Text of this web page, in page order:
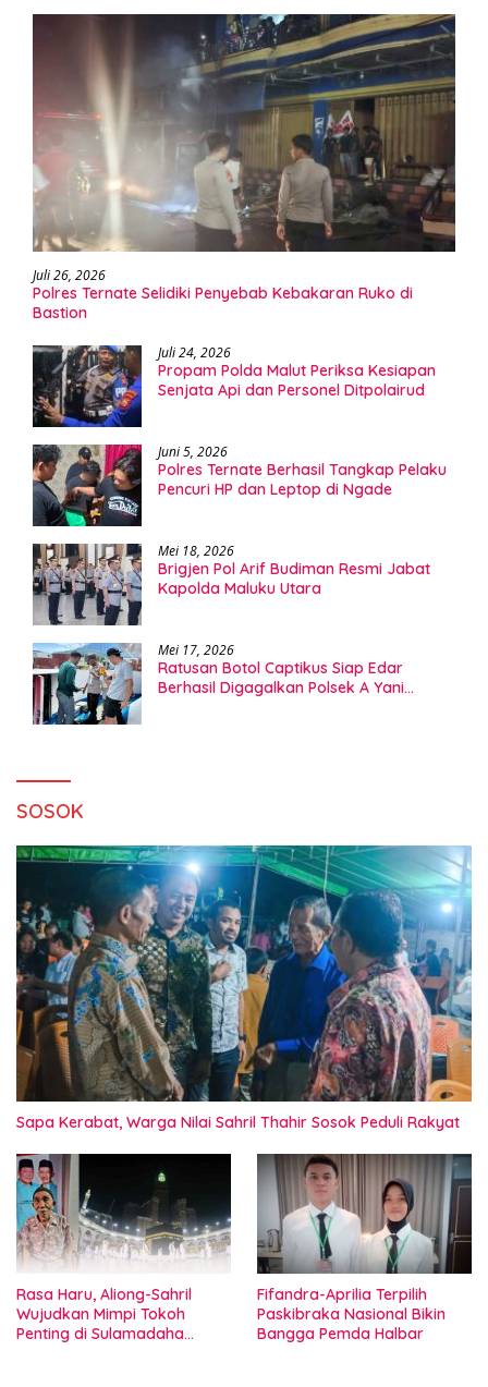
Juli 26, 2026
Polres Ternate Selidiki Penyebab Kebakaran Ruko di
Bastion
Juli 24, 2026
Propam Polda Malut Periksa Kesiapan
Senjata Api dan Personel Ditpolairud
Juni 5, 2026
Polres Ternate Berhasil Tangkap Pelaku
Pencuri HP dan Leptop di Ngade
Mei 18, 2026
Brigjen Pol Arif Budiman Resmi Jabat
Kapolda Maluku Utara
Mei 17, 2026
Ratusan Botol Captikus Siap Edar
Berhasil Digagalkan Polsek A Yani
SOSOK
Sapa Kerabat, Warga Nilai Sahril Thahir Sosok Peduli Rakyat
Rasa Haru, Aliong-Sahril
Wujudkan Mimpi Tokoh
Penting di Sulamadaha
Fifandra-Aprilia Terpilih
Paskibraka Nasional Bikin
Bangga Pemda Halbar